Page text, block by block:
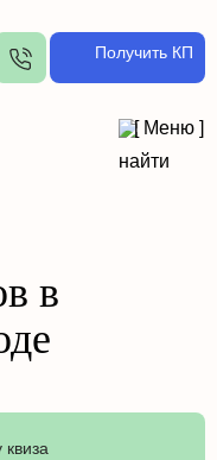
Получить КП
[ Меню ]
в
квиза